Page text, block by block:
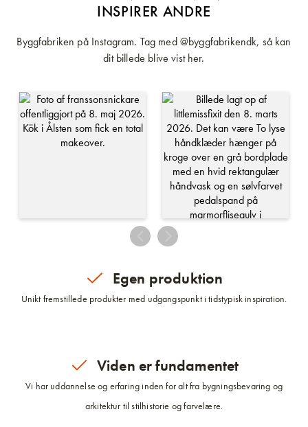
INSPIRER ANDRE
Byggfabriken på Instagram. Tag med @byggfabrikendk, så kan
dit billede blive vist her.
Egen produktion
Unikt fremstillede produkter med udgangspunkt i tidstypisk inspiration.
Viden er fundamentet
Vi har uddannelse og erfaring inden for alt fra bygningsbevaring og
arkitektur til stilhistorie og farvelære.